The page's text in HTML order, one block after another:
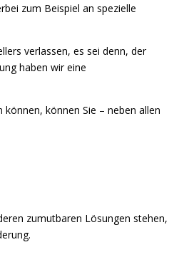
zum Beispiel an spezielle
verlassen, es sei denn, der
haben wir eine
können Sie – neben allen
zumutbaren Lösungen stehen,